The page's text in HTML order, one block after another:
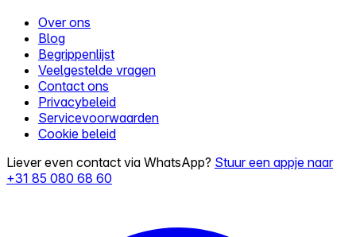
Over ons
Blog
Begrippenlijst
Veelgestelde vragen
Contact ons
Privacybeleid
Servicevoorwaarden
Cookie beleid
Liever even contact via WhatsApp? Stuur een appje naar
+31 85 080 68 60